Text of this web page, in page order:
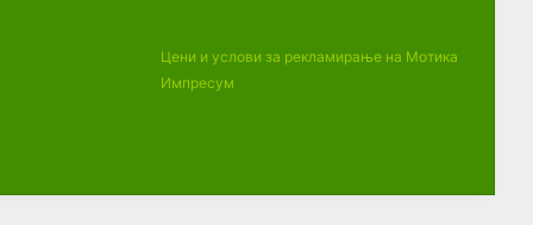
Цени и услови за рекламирање на Мотика
Импресум